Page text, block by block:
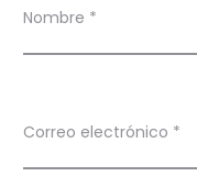
Nombre *
Correo electrónico *